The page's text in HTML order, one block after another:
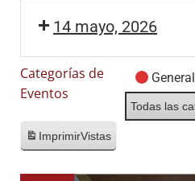
14 mayo, 2026
Categorías de
Eventos
General
Todas las
ImprimirVistas